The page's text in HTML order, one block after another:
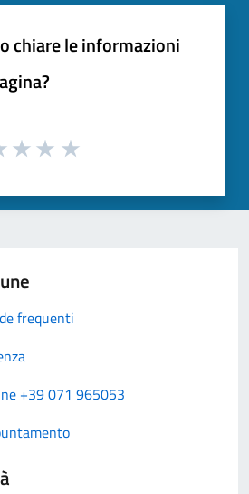
chiare le informazioni
frequenti
+39 071 965053